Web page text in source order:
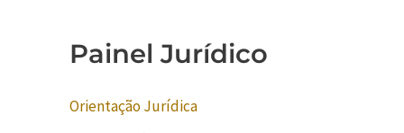
Painel Jurídico
Orientação Jurídica